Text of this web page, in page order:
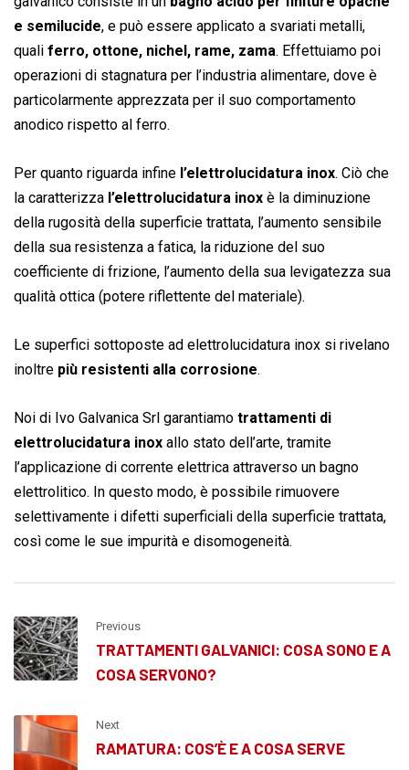
e semilucide, e può essere applicato a svariati metalli,
quali ferro, ottone, nichel, rame, zama. Effettuiamo poi
operazioni di stagnatura per l’industria alimentare, dove è
particolarmente apprezzata per il suo comportamento
anodico rispetto al ferro.
Per quanto riguarda infine l’elettrolucidatura inox. Ciò che
la caratterizza l’elettrolucidatura inox è la diminuzione
della rugosità della superficie trattata, l’aumento sensibile
della sua resistenza a fatica, la riduzione del suo
coefficiente di frizione, l’aumento della sua levigatezza sua
qualità ottica (potere riflettente del materiale).
Le superfici sottoposte ad elettrolucidatura inox si rivelano
inoltre più resistenti alla corrosione.
Noi di Ivo Galvanica Srl garantiamo trattamenti di
elettrolucidatura inox allo stato dell’arte, tramite
l’applicazione di corrente elettrica attraverso un bagno
elettrolitico. In questo modo, è possibile rimuovere
selettivamente i difetti superficiali della superficie trattata,
così come le sue impurità e disomogeneità.
Previous
TRATTAMENTI GALVANICI: COSA SONO E A
COSA SERVONO?
Next
RAMATURA: COS’È E A COSA SERVE